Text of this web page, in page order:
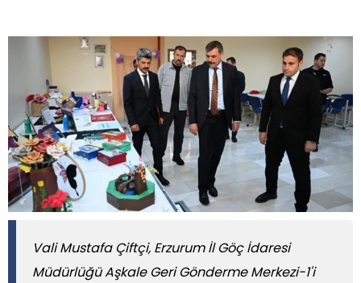
Vali Mustafa Çiftçi, Erzurum İl Göç İdaresi
Müdürlüğü Aşkale Geri Gönderme Merkezi-1'i